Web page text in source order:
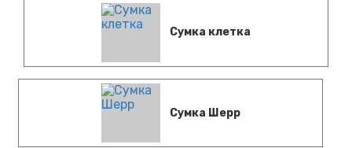
Сумка клетка
Сумка Шерр